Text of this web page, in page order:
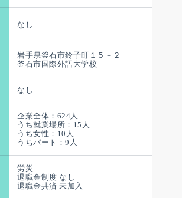
なし
岩手県釜石市鈴子町１５－２
釜石市国際外語大学校
なし
企業全体：624人
うち就業場所：15人
うち女性：10人
うちパート：9人
労災
退職金制度 なし
退職金共済 未加入